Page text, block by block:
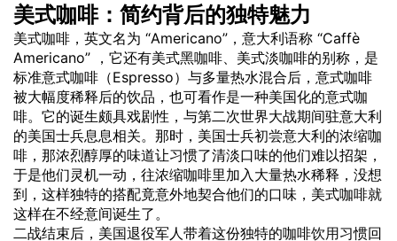
美式咖啡：简约背后的独特魅力
美式咖啡，英文名为 “Americano”，意大利语称 “Caffè
Americano” ，它还有美式黑咖啡、美式淡咖啡的别称，是
标准意式咖啡（Espresso）与多量热水混合后，意式咖啡
被大幅度稀释后的饮品，也可看作是一种美国化的意式咖
啡。它的诞生颇具戏剧性，与第二次世界大战期间驻意大利
的美国士兵息息相关。那时，美国士兵初尝意大利的浓缩咖
啡，那浓烈醇厚的味道让习惯了清淡口味的他们难以招架，
于是他们灵机一动，往浓缩咖啡里加入大量热水稀释，没想
到，这样独特的搭配竟意外地契合他们的口味，美式咖啡就
这样在不经意间诞生了。
二战结束后，美国退役军人带着这份独特的咖啡饮用习惯回